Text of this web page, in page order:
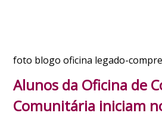
foto blogo oficina legado-
Alunos da Oficina de
Comunitária iniciam